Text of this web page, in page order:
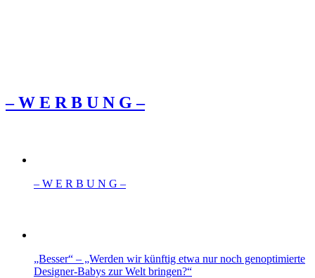
– W Ε R Β U Ν G –
– W Ε R Β U Ν G –
„Besser“ – „Werden wir künftig etwa nur noch genoptimierte
Designer-Babys zur Welt bringen?“